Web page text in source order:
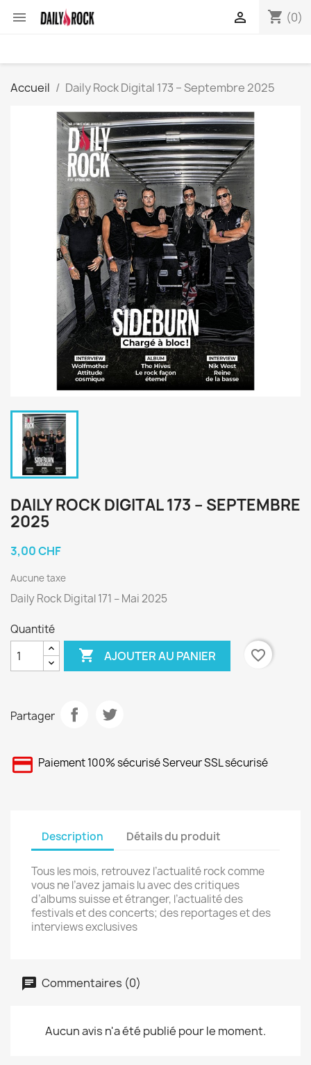
 shopping_cart (0)

Accueil Daily Rock Digital 173 – Septembre 2025
DAILY ROCK DIGITAL 173 – SEPTEMBRE
2025
3,00 CHF
Aucune taxe
Daily Rock Digital 171 – Mai 2025
Quantité
 AJOUTER AU PANIER favorite_border
Partager
Paiement 100% sécurisé Serveur SSL sécurisé
Description Détails du produit
Tous les mois, retrouvez l’actualité rock comme
vous ne l’avez jamais lu avec des critiques
d’albums suisse et étranger, l’actualité des
festivals et des concerts; des reportages et des
interviews exclusives
Commentaires (0)
Aucun avis n'a été publié pour le moment.